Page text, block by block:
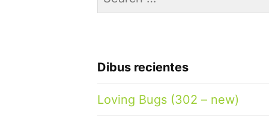
for:
Dibus recientes
Loving Bugs (302 – new)